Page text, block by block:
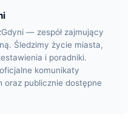
— zespół zajmujący
Śledzimy życie miasta,
i poradniki.
komunikaty
oraz publicznie dostępne